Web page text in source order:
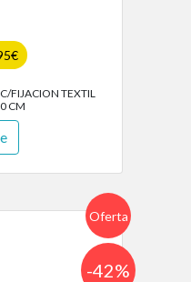
FIJACION TEXTIL
CM
Oferta
-42%